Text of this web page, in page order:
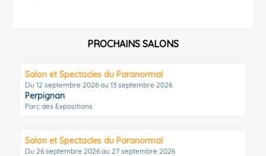
PROCHAINS SALONS
Salon et Spectacles du Paranormal
Du 12 septembre 2026 au 13 septembre 2026
Perpignan
Parc des Expositions
Salon et Spectacles du Paranormal
Du 26 septembre 2026 au 27 septembre 2026